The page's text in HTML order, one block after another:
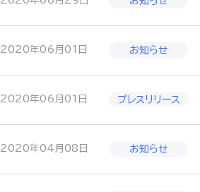
2020年06月01日
2020年06月01日
2020年04月08日